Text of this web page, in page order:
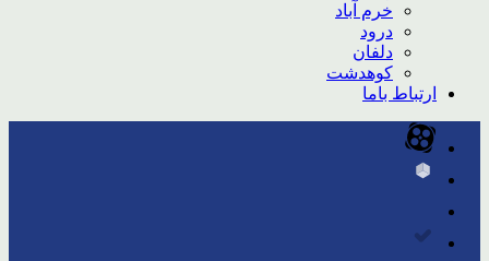
خرم آباد
درود
دلفان
کوهدشت
ارتباط باما